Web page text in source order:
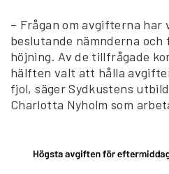
– Frågan om avgifterna har
beslutande nämnderna
höjning. Av de tillfrågade
hälften valt att hålla
fjol, säger Sydkustens
Charlotta Nyholm som